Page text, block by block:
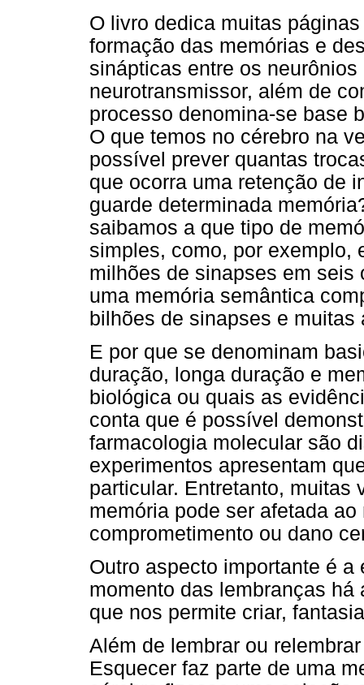
O livro dedica muitas
formação das memórias e
sinápticas entre os
neurotransmissor, além de
processo denomina-se base
O que temos no cérebro na
possível prever quantas
que ocorra uma retenção de
guarde determinada
saibamos a que tipo de
simples, como, por exemplo,
milhões de sinapses em seis
uma memória semântica
bilhões de sinapses e muitas
E por que se denominam
duração, longa duração e
biológica ou quais as
conta que é possível
farmacologia molecular são
experimentos apresentam
particular. Entretanto, muitas
memória pode ser afetada
comprometimento ou dano
Outro aspecto importante é
momento das lembranças
que nos permite criar,
Além de lembrar ou
Esquecer faz parte de uma